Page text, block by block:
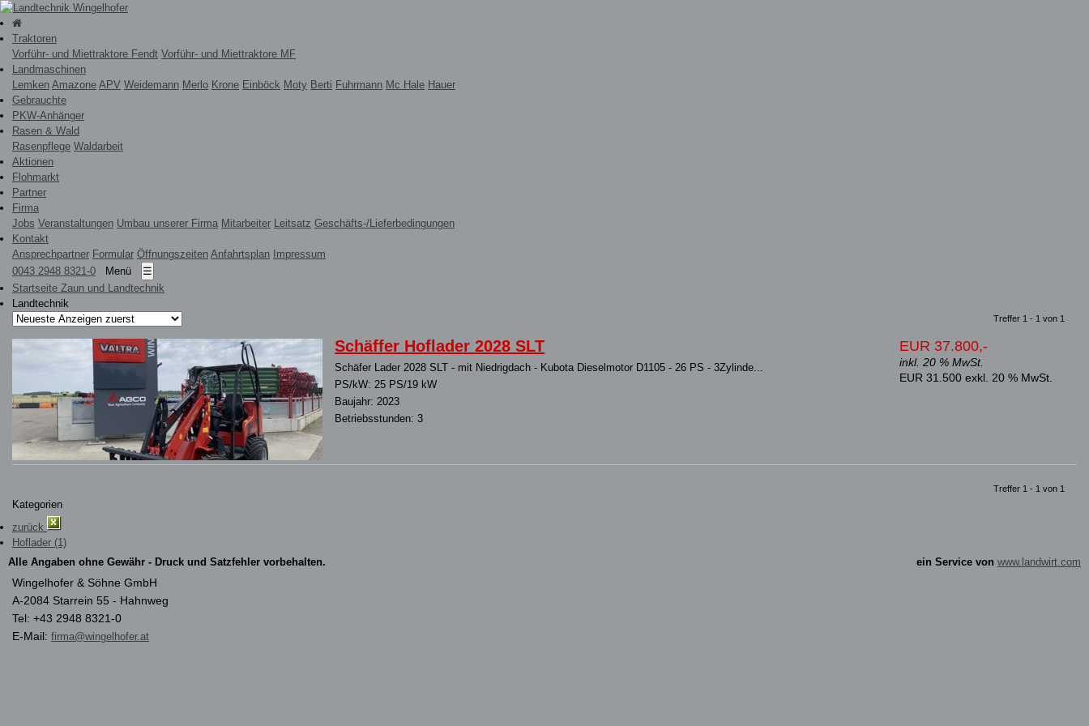
Traktoren
Vorführ- und Miettraktore Fendt Vorführ- und Miettraktore MF
Landmaschinen
Lemken Amazone APV Weidemann Merlo Krone Einböck Moty Berti Fuhrmann Mc Hale Hauer
Gebrauchte
PKW-Anhänger
Rasen & Wald
Rasenpflege Waldarbeit
Aktionen
Flohmarkt
Partner
Firma
Jobs Veranstaltungen Umbau unserer Firma Mitarbeiter Leitsatz Geschäfts-/Lieferbedingungen
Kontakt
Ansprechpartner Formular Öffnungszeiten Anfahrtsplan Impressum
0043 2948 8321-0 Menü
☰
Startseite Zaun und Landtechnik
Landtechnik
Treffer 1 - 1 von 1
Schäffer Hoflader 2028 SLT
Schäfer Lader 2028 SLT - mit Niedrigdach - Kubota Dieselmotor D1105 - 26 PS - 3Zylinde...
PS/kW: 25 PS/19 kW
Baujahr: 2023
Betriebsstunden: 3
EUR 37.800,-
inkl. 20 % MwSt.
EUR 31.500 exkl. 20 % MwSt.
Treffer 1 - 1 von 1
Kategorien
zurück
Hoflader (1)
Alle Angaben ohne Gewähr - Druck und Satzfehler vorbehalten.
ein Service von www.landwirt.com
Wingelhofer & Söhne GmbH
A-2084 Starrein 55 - Hahnweg
Tel: +43 2948 8321-0
E-Mail: firma@wingelhofer.at